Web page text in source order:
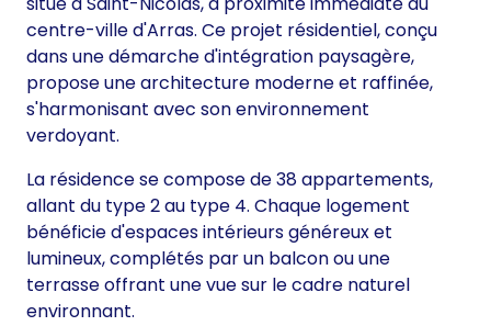
centre-ville d'Arras. Ce projet résidentiel, conçu
dans une démarche d'intégration paysagère,
propose une architecture moderne et raffinée,
s'harmonisant avec son environnement
verdoyant.
La résidence se compose de 38 appartements,
allant du type 2 au type 4. Chaque logement
bénéficie d'espaces intérieurs généreux et
lumineux, complétés par un balcon ou une
terrasse offrant une vue sur le cadre naturel
environnant.